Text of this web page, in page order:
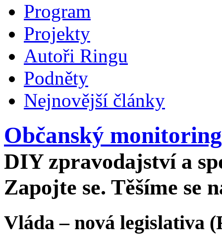
Program
Projekty
Autoři Ringu
Podněty
Nejnovější články
Občanský monitoring
DIY zpravodajství a
Zapojte se. Těšíme se
Vláda – nová legislativa